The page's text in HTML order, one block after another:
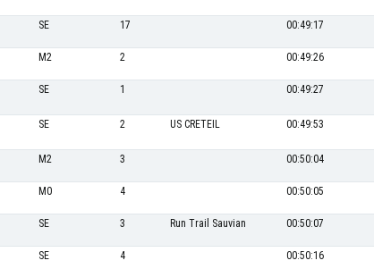
SE 17 00:49:17
M2 2 00:49:26
SE 1 00:49:27
SE 2 US CRETEIL 00:49:53
M2 3 00:50:04
M0 4 00:50:05
SE 3 Run Trail Sauvian 00:50:07
SE 4 00:50:16